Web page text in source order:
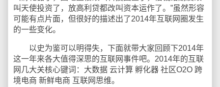
叫天使投资了，放高利贷都改叫资本运作了。”虽然形容
可能有点片面，但很好的描述出了2014年互联网圈发生
的一些变化。
以史为鉴可以明得失，下面就带大家回顾下2014年
这一年来各大值得深思的互联网事件吧。2014年的互联
网几大关核心键词：大数据 云计算 孵化器 社区O2O 跨
境电商 新鲜电商 互联网思维。